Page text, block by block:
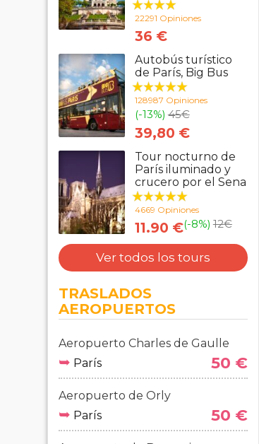
22291 Opiniones
36 €
Autobús turístico
de París, Big Bus
128987 Opiniones
(-13%) 45€
39,80 €
Tour nocturno de
París iluminado y
crucero por el Sena
4669 Opiniones
(-8%) 12€
11.90 €
Ver todos los tours
TRASLADOS
AEROPUERTOS
Aeropuerto Charles de Gaulle
➥ París 50 €
Aeropuerto de Orly
➥ París 50 €